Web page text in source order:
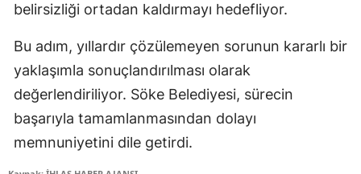
belirsizliği ortadan kaldırmayı hedefliyor.
Bu adım, yıllardır çözülemeyen sorunun kararlı bir
yaklaşımla sonuçlandırılması olarak
değerlendiriliyor. Söke Belediyesi, sürecin
başarıyla tamamlanmasından dolayı
memnuniyetini dile getirdi.